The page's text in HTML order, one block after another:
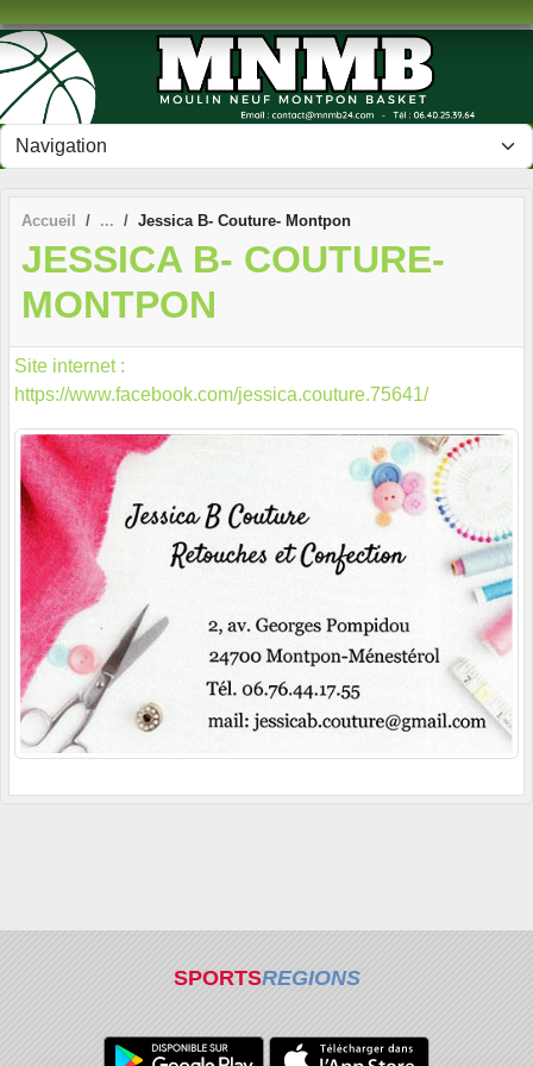
Accueil Jessica B- Couture- Montpon
JESSICA B- COUTURE-
MONTPON
Site internet :
https://www.facebook.com/jessica.couture.75641/
SPORTSREGIONS